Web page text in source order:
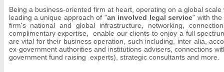
Being a business-oriented firm at heart, operating on a global
leading a unique approach of "an involved legal service" with the
firm's national and global infrastructure, networking,
complimentary expertise, enable our clients to enjoy a full
are vital for their business operation, such including, inter alia,
ex-government authorities and institutions advisers, connections
government fund raising experts), strategic consultants and more.